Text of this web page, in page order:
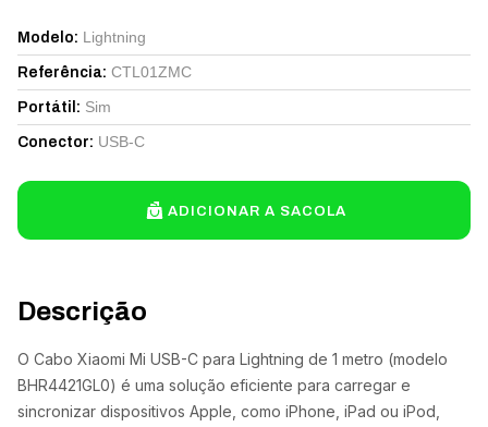
Descrição
O Cabo Xiaomi Mi USB-C para Lightning de 1 metro (modelo
BHR4421GL0) é uma solução eficiente para carregar e
sincronizar dispositivos Apple, como iPhone, iPad ou iPod,
Modelo: Lightning
Referência: CTL01ZMC
Portátil : Sim
Conector: USB-C
ADICIONAR A SACOLA